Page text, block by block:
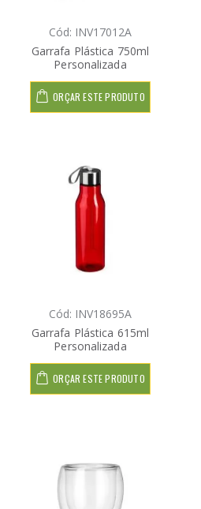
Cód: INV17012A
Garrafa Plástica 750ml
Personalizada
ORÇAR ESTE PRODUTO
Cód: INV18695A
Garrafa Plástica 615ml
Personalizada
ORÇAR ESTE PRODUTO